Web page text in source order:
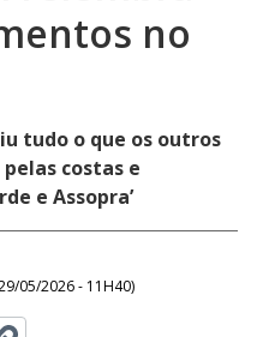
no
tudo o que os outros
costas e
e Assopra’
05/2026 - 11H40)